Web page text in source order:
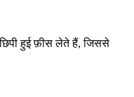
हुई फ़ीस लेते हैं, जिससे